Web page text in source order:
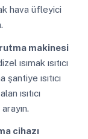
hava üfleyici
makinesi
ısımak ısıtıcı
şantiye ısıtıcı
ısıtıcı
cihazı